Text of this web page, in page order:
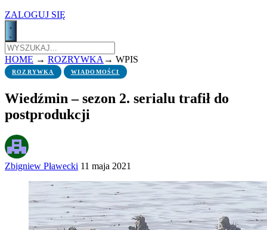
ZALOGUJ SIĘ
HOME → ROZRYWKA → WPIS
ROZRYWKA WIADOMOŚCI
Wiedźmin – sezon 2. serialu trafił do
postprodukcji
Zbigniew Pławecki 11 maja 2021